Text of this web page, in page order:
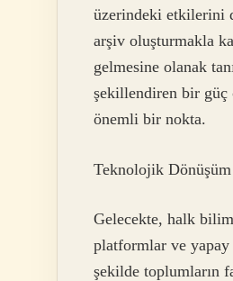
üzerindeki etkilerini
arşiv oluşturmakla
gelmesine olanak
şekillendiren bir güç
önemli bir nokta.
Teknolojik
Gelecekte, halk
platformlar ve yapay
şekilde toplumların